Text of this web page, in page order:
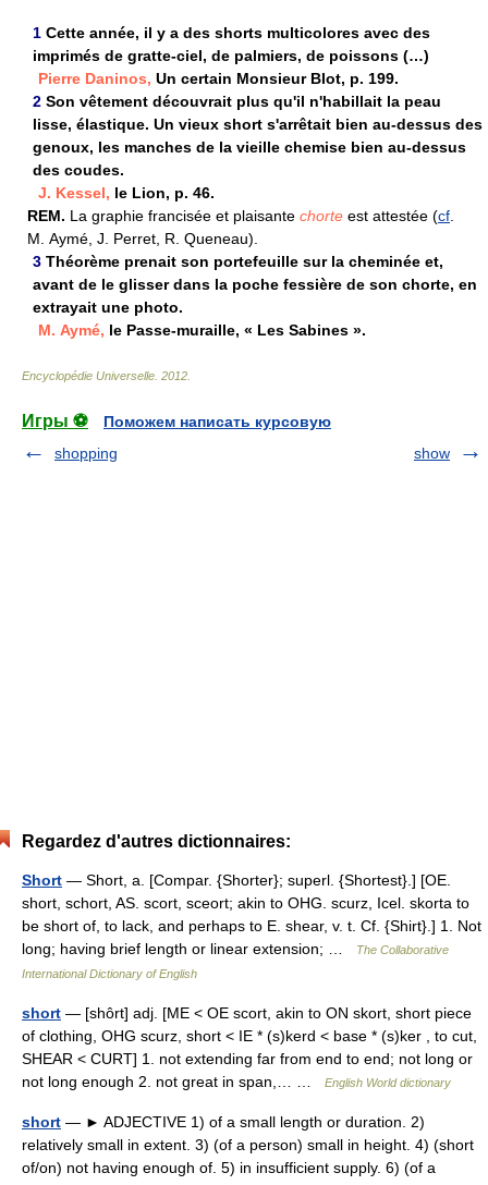
1 Cette année, il y a des shorts multicolores avec des
imprimés de gratte-ciel, de palmiers, de poissons (…)
Pierre Daninos, Un certain Monsieur Blot, p. 199.
2 Son vêtement découvrait plus qu'il n'habillait la peau
lisse, élastique. Un vieux short s'arrêtait bien au-dessus des
genoux, les manches de la vieille chemise bien au-dessus
des coudes.
J. Kessel, le Lion, p. 46.
REM. La graphie francisée et plaisante chorte est attestée (cf
M. Aymé, J. Perret, R. Queneau).
3 Théorème prenait son portefeuille sur la cheminée et,
avant de le glisser dans la poche fessière de son chorte, en
extrayait une photo.
M. Aymé, le Passe-muraille, « Les Sabines ».
Encyclopédie Universelle 2012
Игры ⚽
Поможем написать курсовую
shopping
show
Regardez d'autres dictionnaires:
Short — Short, a. [Compar. {Shorter}; superl. {Shortest}.] [OE.
short, schort, AS. scort, sceort; akin to OHG. scurz, Icel. skorta to
be short of, to lack, and perhaps to E. shear, v. t. Cf. {Shirt}.] 1. Not
long; having brief length or linear extension; …
The Collaborative
International Dictionary of English
short — [shôrt] adj. [ME < OE scort, akin to ON skort, short piece
of clothing, OHG scurz, short < IE * (s)kerd < base * (s)ker , to cut,
SHEAR < CURT] 1. not extending far from end to end; not long or
not long enough 2. not great in span,… …
English World dictionary
short — ► ADJECTIVE 1) of a small length or duration. 2)
relatively small in extent. 3) (of a person) small in height. 4) (short
of/on) not having enough of. 5) in insufficient supply. 6) (of a